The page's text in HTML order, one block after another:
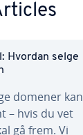
Hvordan selge
domener kan
– hvis du vet
gå frem. Vi